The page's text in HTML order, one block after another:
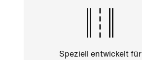
Speziell entwickelt für